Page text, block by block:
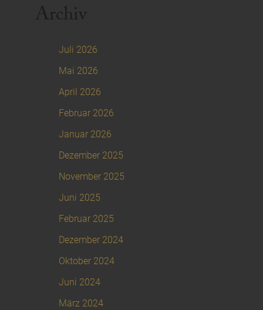
Archiv
Juli 2026
Mai 2026
April 2026
Februar 2026
Januar 2026
Dezember 2025
November 2025
Juni 2025
Februar 2025
Dezember 2024
Oktober 2024
Juni 2024
März 2024